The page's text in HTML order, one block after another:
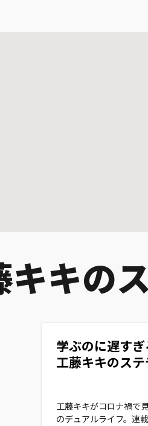
キの
学ぶのに遅す
工藤キキのス
工藤キキがコロナ禍で
のデュアルライフ。連載